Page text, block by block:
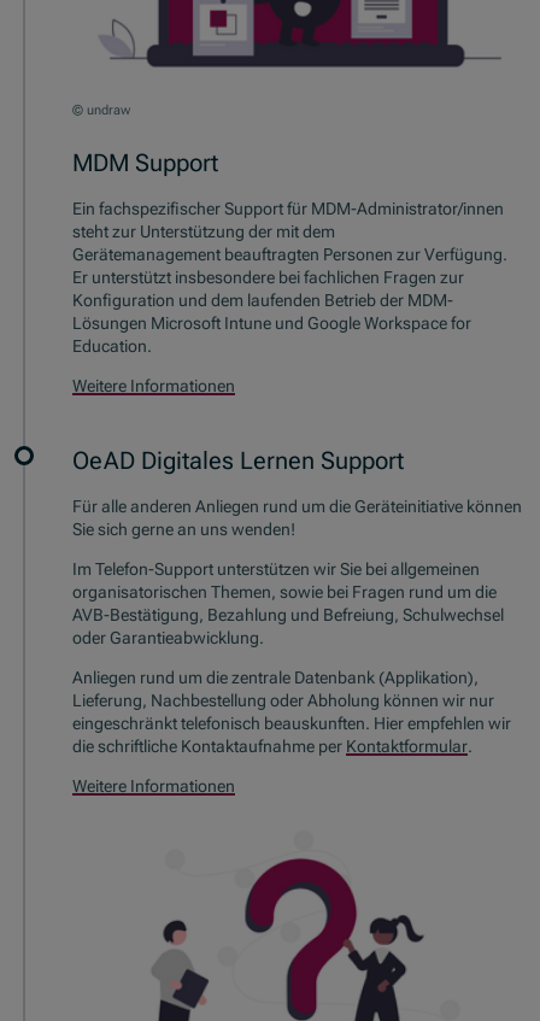
© undraw
MDM Support
Ein fachspezifischer Support für MDM-Administrator/innen
steht zur Unterstützung der mit dem
Gerätemanagement beauftragten Personen zur Verfügung.
Er unterstützt insbesondere bei fachlichen Fragen zur
Konfiguration und dem laufenden Betrieb der MDM-
Lösungen Microsoft Intune und Google Workspace for
Education.
Weitere Informationen
OeAD Digitales Lernen Support
Für alle anderen Anliegen rund um die Geräteinitiative können
Sie sich gerne an uns wenden!
Im Telefon-Support unterstützen wir Sie bei allgemeinen
organisatorischen Themen, sowie bei Fragen rund um die
AVB-Bestätigung, Bezahlung und Befreiung, Schulwechsel
oder Garantieabwicklung.
Anliegen rund um die zentrale Datenbank (Applikation),
Lieferung, Nachbestellung oder Abholung können wir nur
eingeschränkt telefonisch beauskunften. Hier empfehlen wir
die schriftliche Kontaktaufnahme per Kontaktformular.
Weitere Informationen